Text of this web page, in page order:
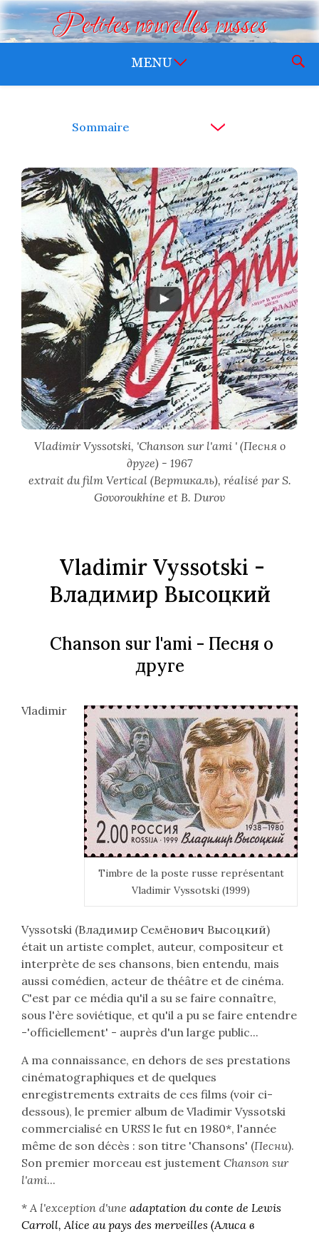
Petites nouvelles russes
Sommaire
Vladimir Vyssotski, 'Chanson sur l'ami ' (Песня о
друге) - 1967
extrait du film Vertical (Вертикаль), réalisé par S.
Govoroukhine et B. Durov
Vladimir Vyssotski -
Владимир Высоцкий
Chanson sur l'ami - Песня о
друге
Timbre de la poste russe représentant
Vladimir Vyssotski (1999)
Vladimir
Vyssotski (Владимир Семёнович Высоцкий)
était un artiste complet, auteur, compositeur et
interprète de ses chansons, bien entendu, mais
aussi comédien, acteur de théâtre et de cinéma.
C'est par ce média qu'il a su se faire connaître,
sous l'ère soviétique, et qu'il a pu se faire entendre
-'officiellement' - auprès d'un large public...
A ma connaissance, en dehors de ses prestations
cinématographiques et de quelques
enregistrements extraits de ces films (voir ci-
dessous), le premier album de Vladimir Vyssotski
commercialisé en URSS le fut en 1980*, l'année
même de son décès : son titre 'Chansons' (Песни).
Son premier morceau est justement Chanson sur
l'ami...
* A l'exception d'une adaptation du conte de Lewis
Carroll, Alice au pays des merveilles (Алиса в